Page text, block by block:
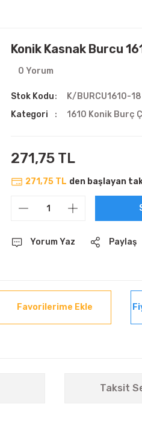
Konik Kasnak Burcu
0 Yorum
Stok Kodu
K/BURCU1610-18
Kategori
1610 Konik Burç
271,75 TL
271,75 TL den başlayan
Yorum Yaz Paylaş
Taksit